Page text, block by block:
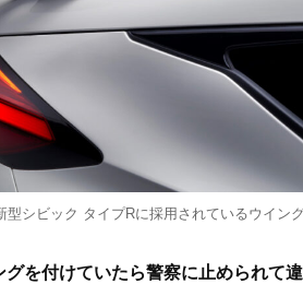
型シビック タイプRに採用されているウイン
グを付けていたら警察に止められて